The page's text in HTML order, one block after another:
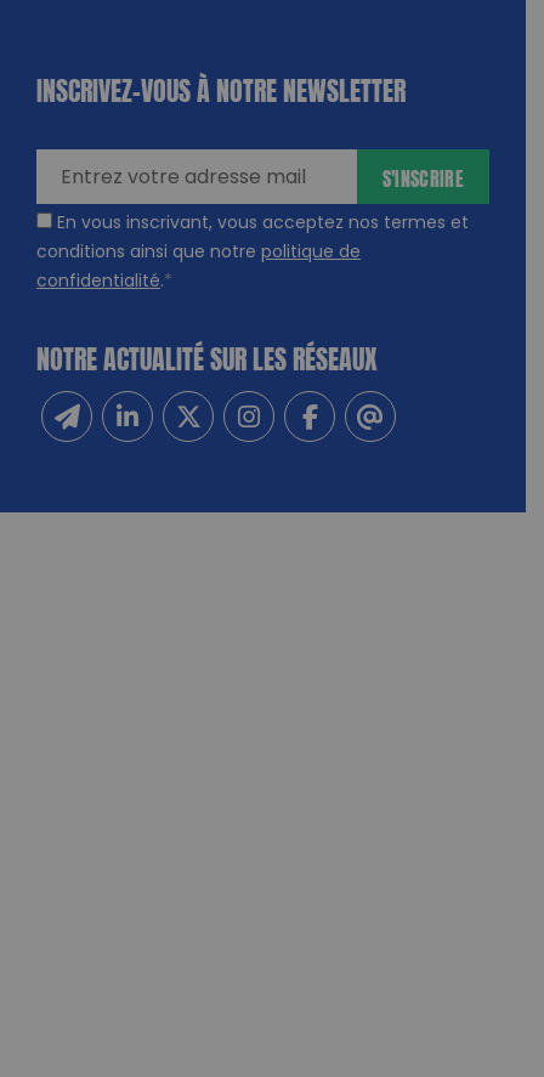
INSCRIVEZ-VOUS À NOTRE NEWSLETTER
En vous inscrivant, vous acceptez nos termes et
conditions ainsi que notre politique de
confidentialité.*
S'INSCRIRE
NOTRE ACTUALITÉ SUR LES RÉSEAUX